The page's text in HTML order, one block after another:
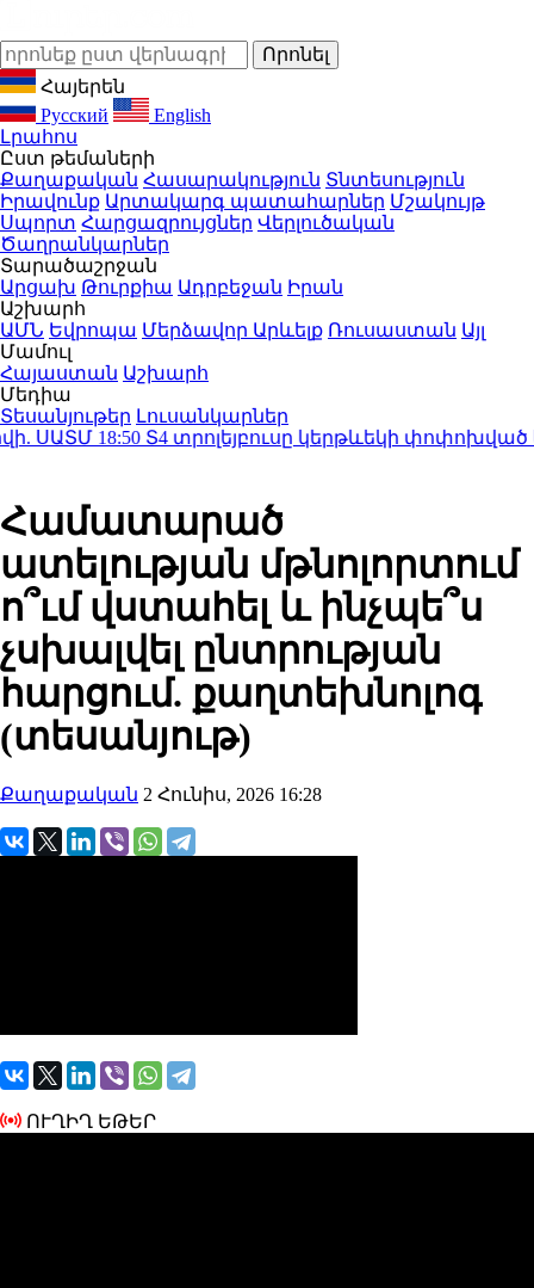
Հայերեն
Русский
English
Լրահոս
Ըստ թեմաների
Քաղաքական Հասարակություն Տնտեսություն
Իրավունք Արտակարգ պատահարներ Մշակույթ
Սպորտ Հարցազրույցներ Վերլուծական
Ծաղրանկարներ
Տարածաշրջան
Արցախ Թուրքիա Ադրբեջան Իրան
Աշխարհ
ԱՄՆ Եվրոպա Մերձավոր Արևելք Ռուսաստան Այլ
Մամուլ
Հայաստան Աշխարհ
Մեդիա
Տեսանյութեր Լուսանկարներ
ՍԱՏՄ18:50Տ4 տրոլեյբուսը կերթևեկի փոփոխված
Համատարած
ատելության մթնոլորտում
ո՞ւմ վստահել և ինչպե՞ս
չսխալվել ընտրության
հարցում. քաղտեխնոլոգ
(տեսանյութ)
Քաղաքական 2 Հունիս, 2026 16:28
ՈՒՂԻՂ ԵԹԵՐ